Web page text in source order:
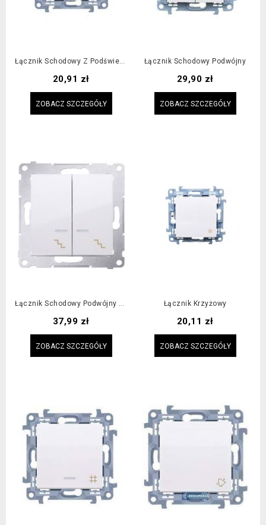
Łącznik Schodowy Z Podświetleniem
Cena
20,91 zł
ZOBACZ SZCZEGÓŁY
Łącznik Schodowy Podwójny
Cena
29,90 zł
ZOBACZ SZCZEGÓŁY
Łącznik Schodowy Podwójny Z Podświetleniem
Cena
37,99 zł
ZOBACZ SZCZEGÓŁY
Łącznik Krzyżowy
Cena
20,11 zł
ZOBACZ SZCZEGÓŁY